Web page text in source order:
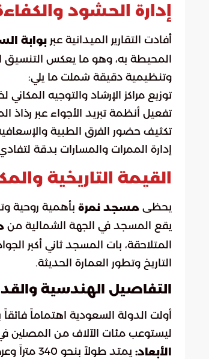
إدارة الحشود
أفادت التقارير الميدانية عبر بوابة
المحيطة به، وهو ما يعكس التنسيق
وتنظيمية دقيقة شملت ما يلي:
توزيع مراكز الإرشاد والتوجيه
تفعيل أنظمة تبريد الأجواء عبر رذاذ
تكثيف حضور الفرق الطبية
إدارة الممرات والمسارات بدقة
القيمة التاريخية
يحظى مسجد نمرة بأهمية روحية
يقع المسجد في الجهة الشمالية من
المتلاحقة، بات المسجد ثاني أكبر
التاريخ وتطور العمارة الحديثة.
التفاصيل الهندسية
ليستوعب مئات الآلاف من المصلين
الأبعاد: يمتد طولاً بنحو 340 متراً وعرضاً بـ 240 متراً.